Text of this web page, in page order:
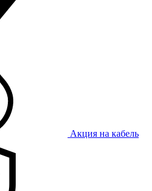
Акция на кабель